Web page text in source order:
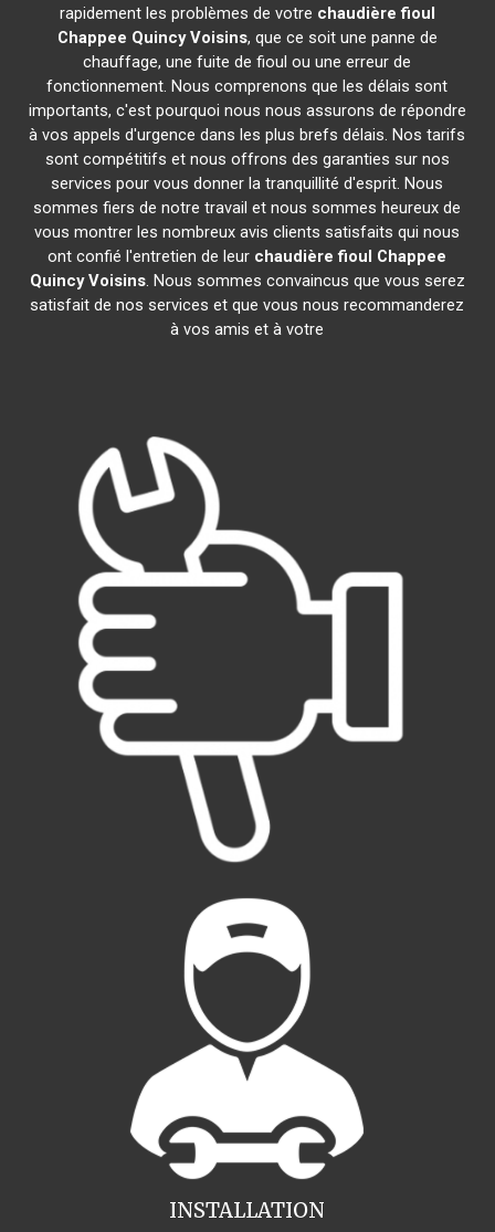
rapidement les problèmes de votre chaudière fioul
Chappee Quincy Voisins, que ce soit une panne de
chauffage, une fuite de fioul ou une erreur de
fonctionnement. Nous comprenons que les délais sont
importants, c'est pourquoi nous nous assurons de répondre
à vos appels d'urgence dans les plus brefs délais. Nos tarifs
sont compétitifs et nous offrons des garanties sur nos
services pour vous donner la tranquillité d'esprit. Nous
sommes fiers de notre travail et nous sommes heureux de
vous montrer les nombreux avis clients satisfaits qui nous
ont confié l'entretien de leur chaudière fioul Chappee
Quincy Voisins. Nous sommes convaincus que vous serez
satisfait de nos services et que vous nous recommanderez
à vos amis et à votre
INSTALLATION